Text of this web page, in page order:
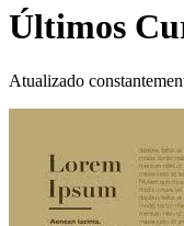
Últimos
Atualizado